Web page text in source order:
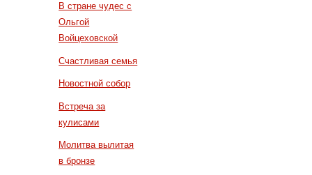
В стране чудес с
Ольгой
Войцеховской
Счастливая семья
Новостной собор
Встреча за
кулисами
Молитва вылитая
в бронзе